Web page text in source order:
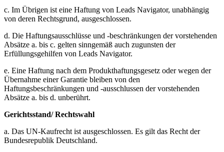
c. Im Übrigen ist eine Haftung von Leads Navigator, unabhängig
von deren Rechtsgrund, ausgeschlossen.
d. Die Haftungsausschlüsse und -beschränkungen der vorstehenden
Absätze a. bis c. gelten sinngemäß auch zugunsten der
Erfüllungsgehilfen von Leads Navigator.
e. Eine Haftung nach dem Produkthaftungsgesetz oder wegen der
Übernahme einer Garantie bleiben von den
Haftungsbeschränkungen und -ausschlussen der vorstehenden
Absätze a. bis d. unberührt.
Gerichtsstand/ Rechtswahl
a. Das UN-Kaufrecht ist ausgeschlossen. Es gilt das Recht der
Bundesrepublik Deutschland.